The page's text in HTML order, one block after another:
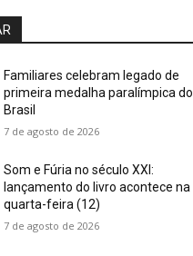
Familiares celebram legado de
primeira medalha paralímpica do
Brasil
7 de agosto de 2026
Som e Fúria no século XXI:
lançamento do livro acontece na
quarta-feira (12)
7 de agosto de 2026